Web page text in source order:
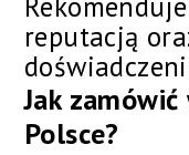
reputacją
Jak
Polsce?